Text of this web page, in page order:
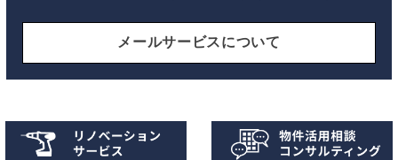
メールサービスについて